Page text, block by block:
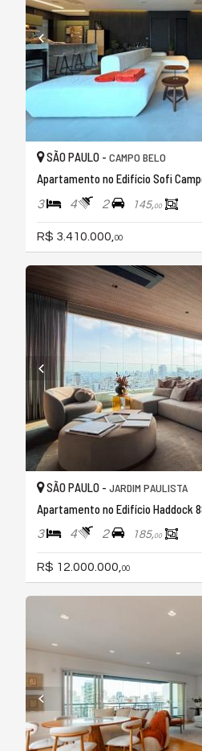
SÃO PAULO - CAMPO BELO
Apartamento no Edifício Sofi
3 4 2 145,00
R$ 3.410.000,00
SÃO PAULO - JARDIM PAULISTA
Apartamento no Edifício Haddock
3 4 2 185,00
R$ 12.000.000, 00